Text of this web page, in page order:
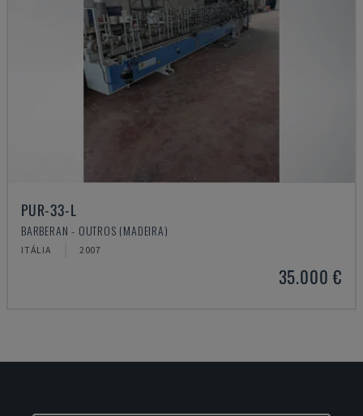
PUR-33-L
BARBERAN - OUTROS (MADEIRA)
ITÁLIA 2007
35.000 €